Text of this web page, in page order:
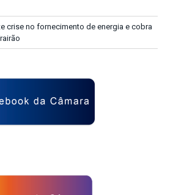
crise no fornecimento de energia e cobra